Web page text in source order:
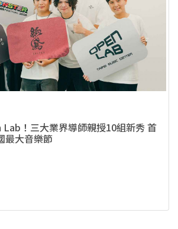
！三大業界導師親授10組新秀 首
最大音樂節